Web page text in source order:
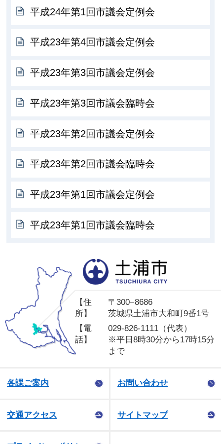
平成24年第1回市議会定例会
平成23年第4回市議会定例会
平成23年第3回市議会定例会
平成23年第3回市議会臨時会
平成23年第2回市議会定例会
平成23年第2回市議会臨時会
平成23年第1回市議会定例会
平成23年第1回市議会臨時会
【住
所】
〒300−8686
茨城県土浦市大和町9番1号
【電
話】
029-826-1111（代表）
※平日8時30分から17時15分
まで
各課ご案内 お問い合わせ
交通アクセス サイトマップ